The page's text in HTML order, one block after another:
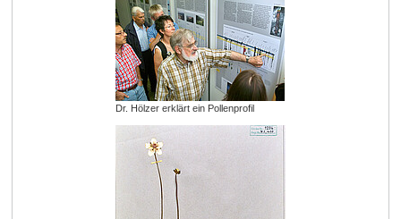
Dr. Hölzer erklärt ein Pollenprofil